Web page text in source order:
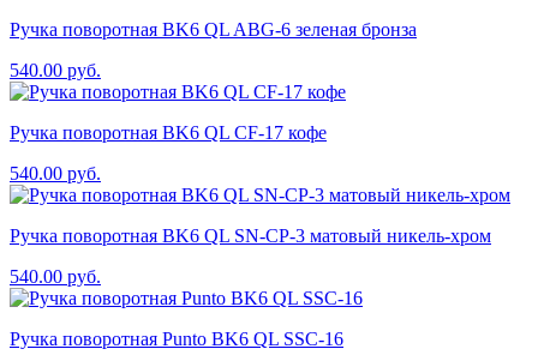
Ручка поворотная BK6 QL ABG-6 зеленая бронза
540.00 руб.
Ручка поворотная BK6 QL CF-17 кофе
540.00 руб.
Ручка поворотная BK6 QL SN-CP-3 матовый никель-хром
540.00 руб.
Ручка поворотная Punto BK6 QL SSC-16